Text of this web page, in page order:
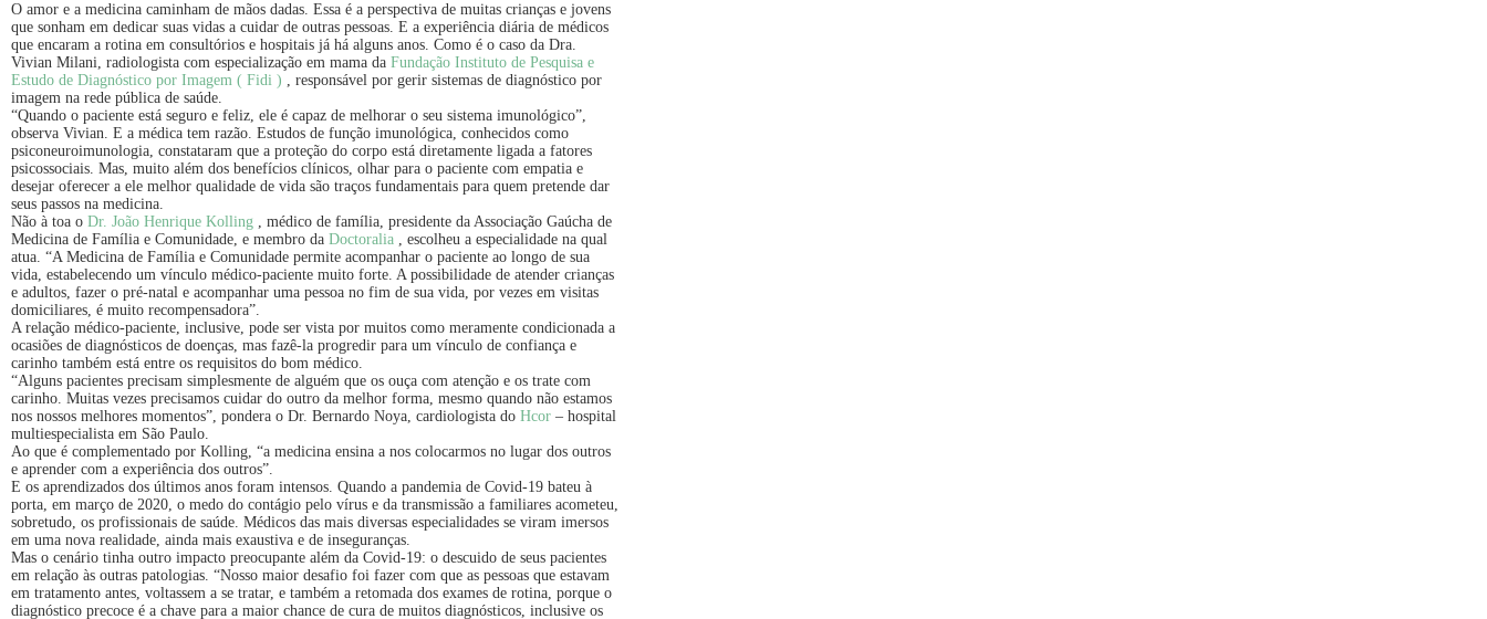
O amor e a medicina caminham de mãos dadas. Essa é a perspectiva de muitas crianças e jovens
que sonham em dedicar suas vidas a cuidar de outras pessoas. E a experiência diária de médicos
que encaram a rotina em consultórios e hospitais já há alguns anos. Como é o caso da Dra.
Vivian Milani, radiologista com especialização em mama da Fundação Instituto de Pesquisa e
Estudo de Diagnóstico por Imagem ( Fidi ) , responsável por gerir sistemas de diagnóstico por
imagem na rede pública de saúde.
“Quando o paciente está seguro e feliz, ele é capaz de melhorar o seu sistema imunológico”,
observa Vivian. E a médica tem razão. Estudos de função imunológica, conhecidos como
psiconeuroimunologia, constataram que a proteção do corpo está diretamente ligada a fatores
psicossociais. Mas, muito além dos benefícios clínicos, olhar para o paciente com empatia e
desejar oferecer a ele melhor qualidade de vida são traços fundamentais para quem pretende dar
seus passos na medicina.
Não à toa o Dr. João Henrique Kolling , médico de família, presidente da Associação Gaúcha de
Medicina de Família e Comunidade, e membro da Doctoralia , escolheu a especialidade na qual
atua. “A Medicina de Família e Comunidade permite acompanhar o paciente ao longo de sua
vida, estabelecendo um vínculo médico-paciente muito forte. A possibilidade de atender crianças
e adultos, fazer o pré-natal e acompanhar uma pessoa no fim de sua vida, por vezes em visitas
domiciliares, é muito recompensadora”.
A relação médico-paciente, inclusive, pode ser vista por muitos como meramente condicionada a
ocasiões de diagnósticos de doenças, mas fazê-la progredir para um vínculo de confiança e
carinho também está entre os requisitos do bom médico.
“Alguns pacientes precisam simplesmente de alguém que os ouça com atenção e os trate com
carinho. Muitas vezes precisamos cuidar do outro da melhor forma, mesmo quando não estamos
nos nossos melhores momentos”, pondera o Dr. Bernardo Noya, cardiologista do Hcor – hospital
multiespecialista em São Paulo.
Ao que é complementado por Kolling, “a medicina ensina a nos colocarmos no lugar dos outros
e aprender com a experiência dos outros”.
E os aprendizados dos últimos anos foram intensos. Quando a pandemia de Covid-19 bateu à
porta, em março de 2020, o medo do contágio pelo vírus e da transmissão a familiares acometeu,
sobretudo, os profissionais de saúde. Médicos das mais diversas especialidades se viram imersos
em uma nova realidade, ainda mais exaustiva e de inseguranças.
Mas o cenário tinha outro impacto preocupante além da Covid-19: o descuido de seus pacientes
em relação às outras patologias. “Nosso maior desafio foi fazer com que as pessoas que estavam
em tratamento antes, voltassem a se tratar, e também a retomada dos exames de rotina, porque o
diagnóstico precoce é a chave para a maior chance de cura de muitos diagnósticos, inclusive os